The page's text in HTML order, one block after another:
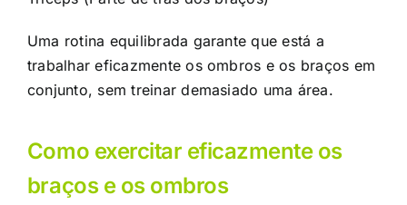
Uma rotina equilibrada garante que está a
trabalhar eficazmente os ombros e os braços em
conjunto, sem treinar demasiado uma área.
Como exercitar eficazmente os
braços e os ombros